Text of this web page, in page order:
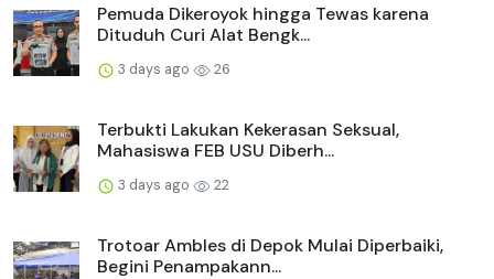
Pemuda Dikeroyok hingga Tewas karena
Dituduh Curi Alat Bengk...
3 days ago 26
Terbukti Lakukan Kekerasan Seksual,
Mahasiswa FEB USU Diberh...
3 days ago 22
Trotoar Ambles di Depok Mulai Diperbaiki,
Begini Penampakann...